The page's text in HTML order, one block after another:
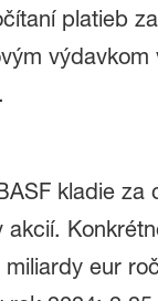
platieb
kladie
eur